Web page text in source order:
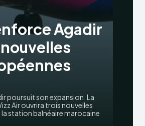
Agadir
poursuit son expansion. La
Air ouvrira trois nouvelles
station balnéaire marocaine